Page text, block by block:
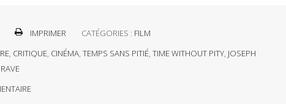
IMPRIMER CATÉGORIES : FILM
, CRITIQUE, CINÉMA, TEMPS SANS PITIÉ, TIME WITHOUT PITY, JOSEPH